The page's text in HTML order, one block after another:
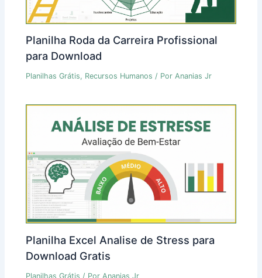
Planilha Roda da Carreira Profissional
para Download
Planilhas Grátis, Recursos Humanos / PorAnanias Jr
Planilha Excel Analise de Stress para
Download Gratis
Planilhas Grátis / PorAnanias Jr